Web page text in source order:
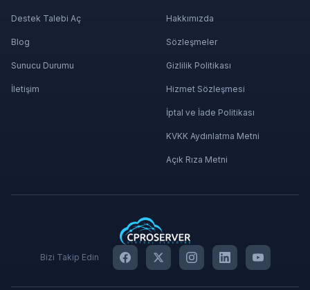
Destek Talebi Aç
Blog
Sunucu Durumu
İletişim
Hakkımızda
Sözleşmeler
Gizlilik Politikası
Hizmet Sözleşmesi
İptal ve İade Politikası
KVKK Aydınlatma Metni
Açık Rıza Metni
Bizi Takip Edin